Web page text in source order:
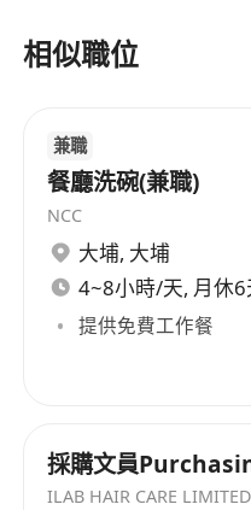
for sampling and
Coordinate with
departments and
merchandise
Update and
production status
Requirements:
Diploma or
Good PC
word processing
相似職位
兼職
餐廳洗碗(兼職)
NCC
大埔, 大埔
4~8小時/天, 月休6
提供免費工作餐
採購文員
ILAB HAIR CARE LIMITED